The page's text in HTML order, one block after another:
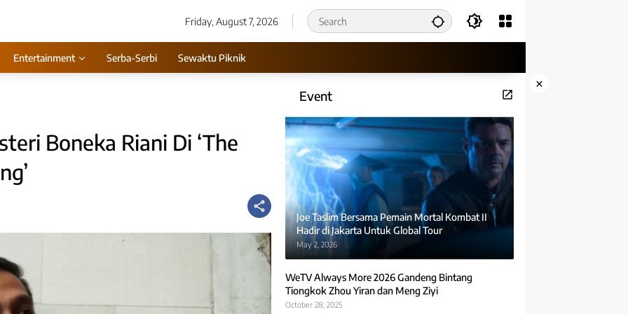
Friday, August 7, 2026
Entertainment Serba-Serbi Sewaktu Piknik
×
Boneka Riani Di ‘The
Event
Joe Taslim Bersama Pemain Mortal Kombat II
Hadir di Jakarta Untuk Global Tour
May 2, 2026
WeTV Always More 2026 Gandeng Bintang
Tiongkok Zhou Yiran dan Meng Ziyi
October 28, 2025